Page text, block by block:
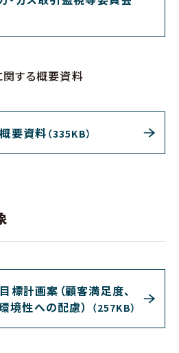
関する概要資料
要資料 （335KB）
標計画案（顧客満足度、
境性への配慮）
（257KB）